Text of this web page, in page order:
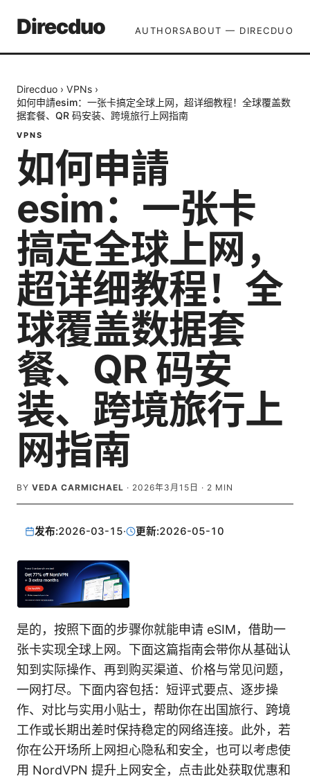
Direcduo AUTHORSABOUT — DIRECDUO
Direcduo › VPNs ›
如何申請esim：一张卡搞定全球上网，超详细教程！全球覆盖数
据套餐、QR 码安装、跨境旅行上网指南
VPNS
如何申請
esim：一张卡
搞定全球上网，
超详细教程！全
球覆盖数据套
餐、QR 码安
装、跨境旅行上
网指南
BY VEDA CARMICHAEL · 2026年3月15日 · 2 MIN
发布:2026-03-15· 更新:2026-05-10
是的，按照下面的步骤你就能申请 eSIM，借助一
张卡实现全球上网。下面这篇指南会带你从基础认
知到实际操作、再到购买渠道、价格与常见问题，
一网打尽。下面内容包括：短评式要点、逐步操
作、对比与实用小贴士，帮助你在出国旅行、跨境
工作或长期出差时保持稳定的网络连接。此外，若
你在公开场所上网担心隐私和安全，也可以考虑使
用 NordVPN 提升上网安全，点击此处获取优惠和